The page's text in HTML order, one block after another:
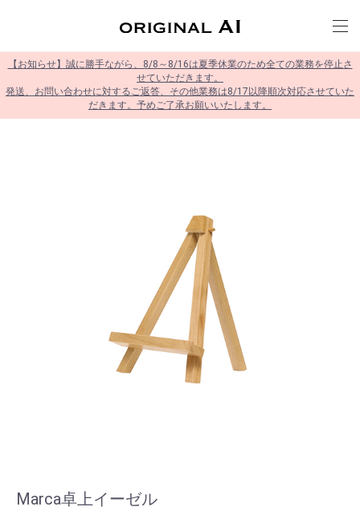
【お知らせ】誠に勝手ながら、8/8～8/16は夏季休業のため全ての業務を停止さ
せていただきます。
発送、お問い合わせに対するご返答、その他業務は8/17以降順次対応させていた
だきます。予めご了承お願いいたします。
Marca卓上イーゼル